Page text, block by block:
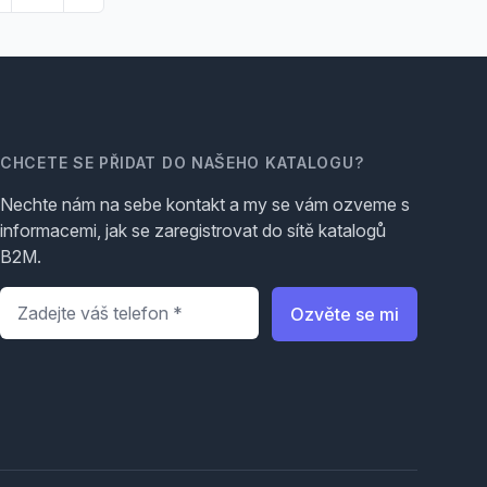
CHCETE SE PŘIDAT DO NAŠEHO KATALOGU?
Nechte nám na sebe kontakt a my se vám ozveme s
informacemi, jak se zaregistrovat do sítě katalogů
B2M.
Telefon
Ozvěte se mi